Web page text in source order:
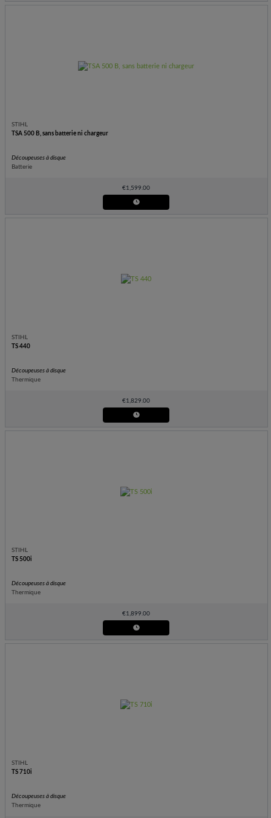
STIHL
TSA 500 B, sans batterie ni chargeur
Découpeuses à disque
Batterie
€1,599.00
STIHL
TS 440
Découpeuses à disque
Thermique
€1,829.00
STIHL
TS 500i
Découpeuses à disque
Thermique
€1,899.00
STIHL
TS 710i
Découpeuses à disque
Thermique